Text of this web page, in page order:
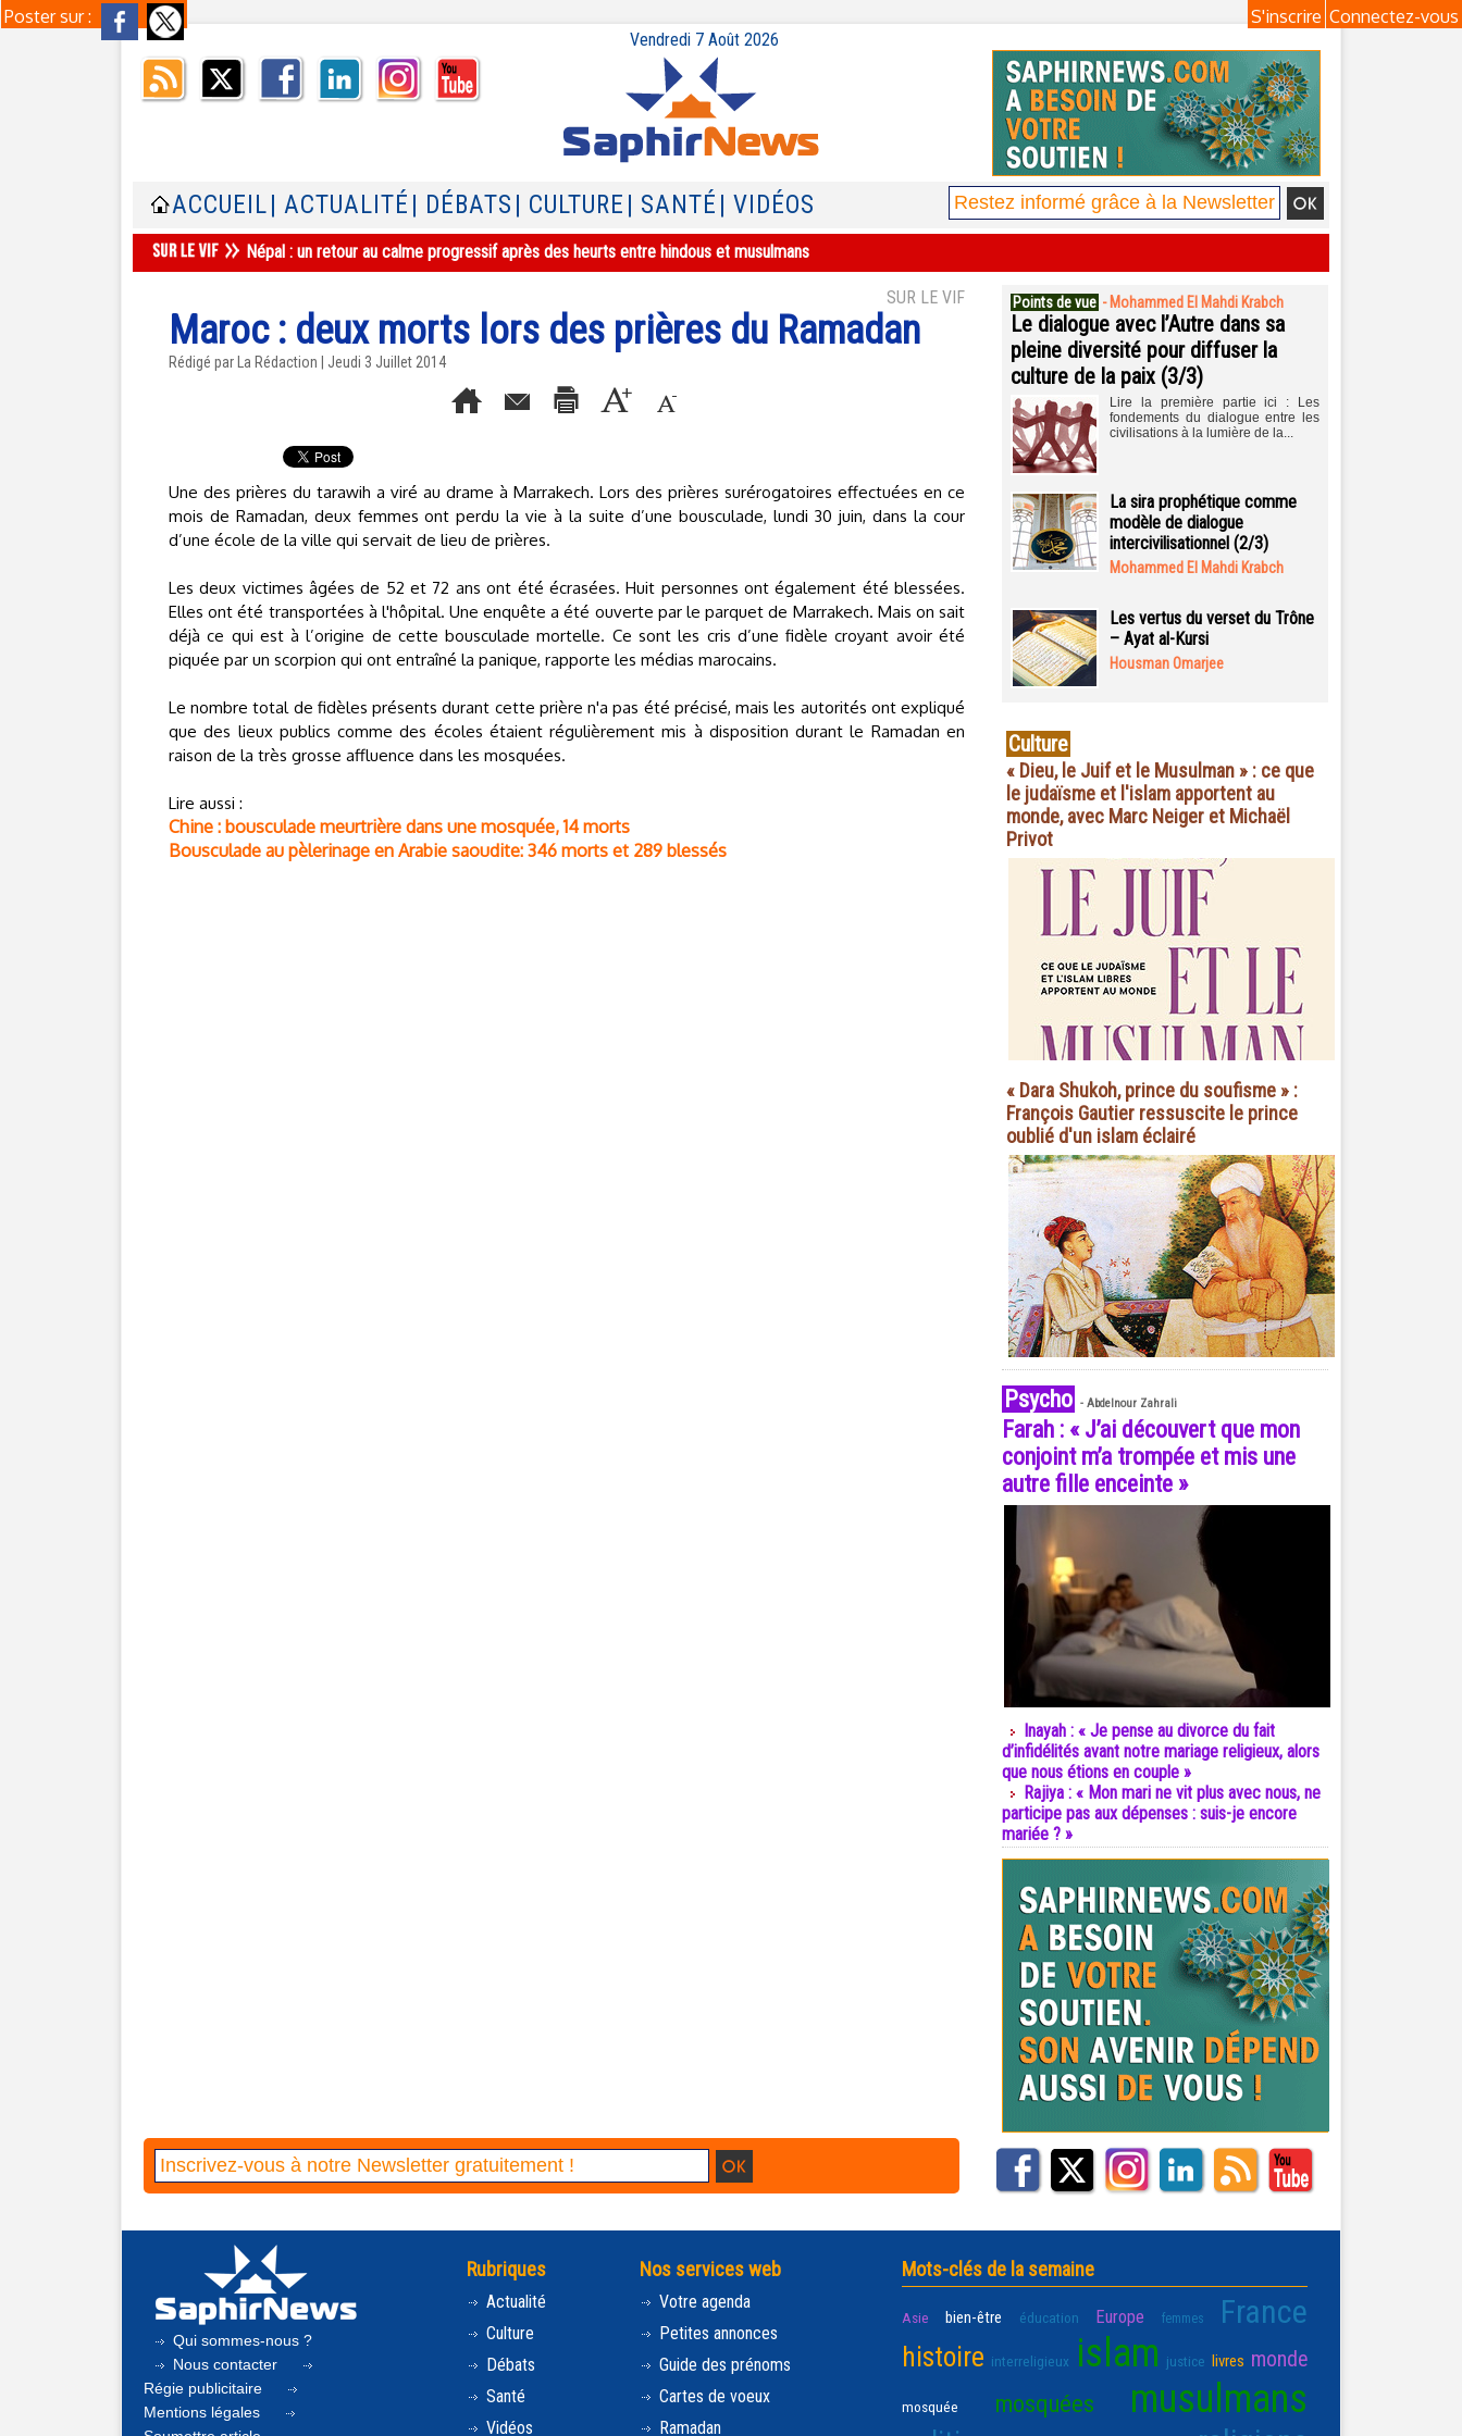
Poster sur : Connectez-vous
S'inscrire
Vendredi 7 Août 2026
ACCUEIL | ACTUALITÉ | DÉBATS | CULTURE | SANTÉ | VIDÉOS
Népal : un retour au calme progressif après des heurts entre hindous et musulmans
SUR LE VIF
Maroc : deux morts lors des prières du Ramadan
Rédigé par La Rédaction | Jeudi 3 Juillet 2014
Une des prières du tarawih a viré au drame à Marrakech. Lors des prières surérogatoires effectuées en ce
mois de Ramadan, deux femmes ont perdu la vie à la suite d’une bousculade, lundi 30 juin, dans la cour
d’une école de la ville qui servait de lieu de prières.
Les deux victimes âgées de 52 et 72 ans ont été écrasées. Huit personnes ont également été blessées.
Elles ont été transportées à l'hôpital. Une enquête a été ouverte par le parquet de Marrakech. Mais on sait
déjà ce qui est à l’origine de cette bousculade mortelle. Ce sont les cris d’une fidèle croyant avoir été
piquée par un scorpion qui ont entraîné la panique, rapporte les médias marocains.
Le nombre total de fidèles présents durant cette prière n'a pas été précisé, mais les autorités ont expliqué
que des lieux publics comme des écoles étaient régulièrement mis à disposition durant le Ramadan en
raison de la très grosse affluence dans les mosquées.
Lire aussi :
Chine : bousculade meurtrière dans une mosquée, 14 morts
Bousculade au pèlerinage en Arabie saoudite: 346 morts et 289 blessés
Points de vue - Mohammed El Mahdi Krabch
Le dialogue avec l’Autre dans sa
pleine diversité pour diffuser la
culture de la paix (3/3)
Lire la première partie ici : Les
fondements du dialogue entre les
civilisations à la lumière de la...
La sira prophétique comme
modèle de dialogue
intercivilisationnel (2/3)
Mohammed El Mahdi Krabch
Les vertus du verset du Trône
– Ayat al-Kursi
Housman Omarjee
Culture
« Dieu, le Juif et le Musulman » : ce que
le judaïsme et l'islam apportent au
monde, avec Marc Neiger et Michaël
Privot
« Dara Shukoh, prince du soufisme » :
François Gautier ressuscite le prince
oublié d'un islam éclairé
Psycho - Abdelnour Zahrali
Farah : « J’ai découvert que mon
conjoint m’a trompée et mis une
autre fille enceinte »
Inayah : « Je pense au divorce du fait
d’infidélités avant notre mariage religieux, alors
que nous étions en couple »
Rajiya : « Mon mari ne vit plus avec nous, ne
participe pas aux dépenses : suis-je encore
mariée ? »
Qui sommes-nous ?
Nous contacter
Régie publicitaire
Mentions légales
Rubriques
Actualité
Culture
Débats
Santé
Vidéos
Nos services web
Votre agenda
Petites annonces
Guide des prénoms
Cartes de voeux
Ramadan
Mots-clés de la semaine
Asie bien-être éducation Europe femmes France
histoire interreligieux islam justice livres monde
mosquée mosquées musulmans